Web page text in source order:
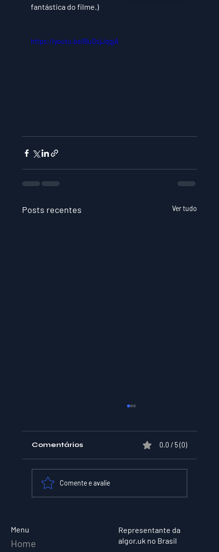
fantástica do filme.)
https://youtu.be/6luDsjJqgjA
Posts recentes Ver tudo
Comentários 0.0 / 5 (0)
Comente e avalie
Menu
Home
Representante da
algor.uk no Brasil